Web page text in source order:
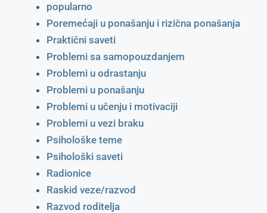
popularno
Poremećaji u ponašanju i rizična ponašanja
Praktični saveti
Problemi sa samopouzdanjem
Problemi u odrastanju
Problemi u ponašanju
Problemi u učenju i motivaciji
Problemi u vezi braku
Psihološke teme
Psihološki saveti
Radionice
Raskid veze/razvod
Razvod roditelja